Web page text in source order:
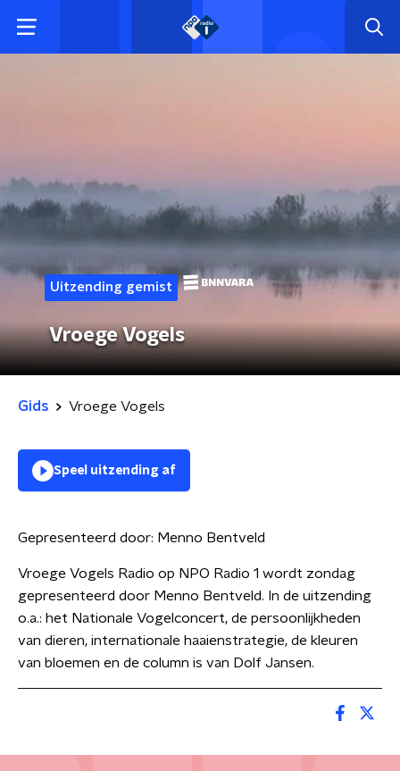
Uitzending gemist
Vroege Vogels
Gids Vroege Vogels
Speel uitzending af
Gepresenteerd door: Menno Bentveld
Vroege Vogels Radio op NPO Radio 1 wordt zondag
gepresenteerd door Menno Bentveld. In de uitzending
o.a.: het Nationale Vogelconcert, de persoonlijkheden
van dieren, internationale haaienstrategie, de kleuren
van bloemen en de column is van Dolf Jansen.